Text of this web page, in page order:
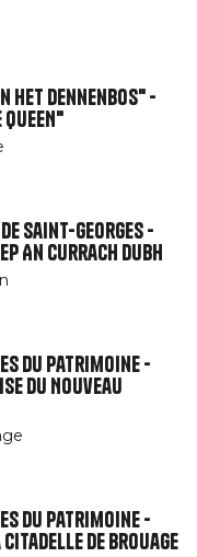
het dennenbos" -
Saint-Georges -
An Currach Dubh
du Patrimoine -
du Nouveau
du Patrimoine -
de Brouage